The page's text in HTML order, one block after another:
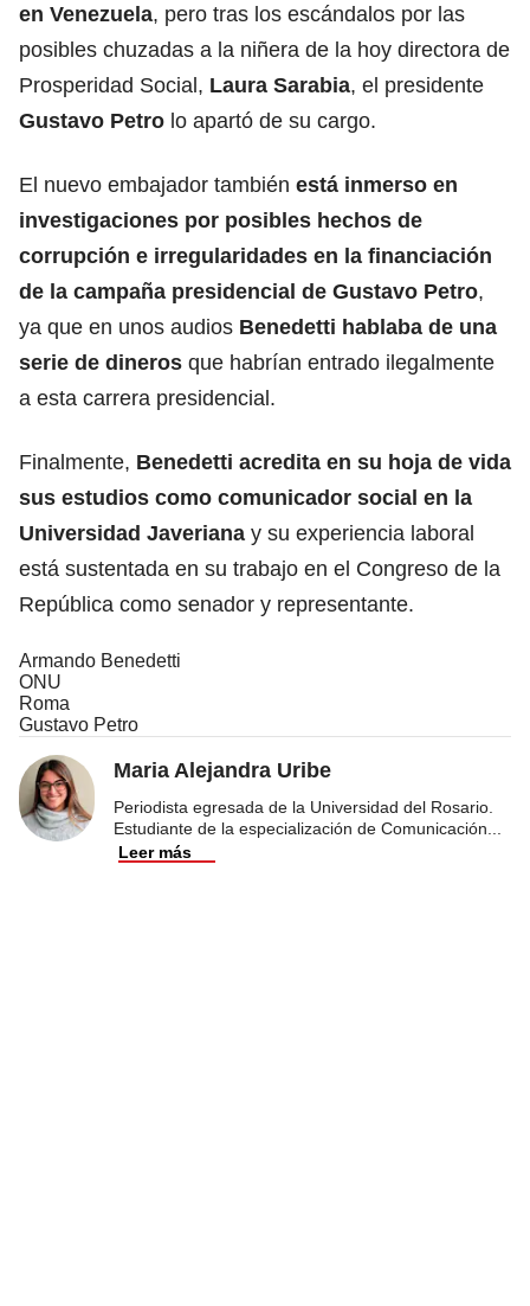
en Venezuela, pero tras los escándalos por las
posibles chuzadas a la niñera de la hoy directora de
Prosperidad Social, Laura Sarabia, el presidente
Gustavo Petro lo apartó de su cargo.
El nuevo embajador también está inmerso en
investigaciones por posibles hechos de
corrupción e irregularidades en la financiación
de la campaña presidencial de Gustavo Petro,
ya que en unos audios Benedetti hablaba de una
serie de dineros que habrían entrado ilegalmente
a esta carrera presidencial.
Finalmente, Benedetti acredita en su hoja de vida
sus estudios como comunicador social en la
Universidad Javeriana y su experiencia laboral
está sustentada en su trabajo en el Congreso de la
República como senador y representante.
Armando Benedetti
ONU
Roma
Gustavo Petro
Maria Alejandra Uribe
Periodista egresada de la Universidad del Rosario.
Estudiante de la especialización de Comunicación
Leer más